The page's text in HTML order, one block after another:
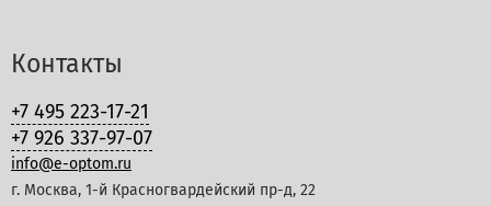
Контакты
+7 495 223-17-21
+7 926 337-97-07
info@e-optom.ru
г. Москва, 1-й Красногвардейский пр-д, 22